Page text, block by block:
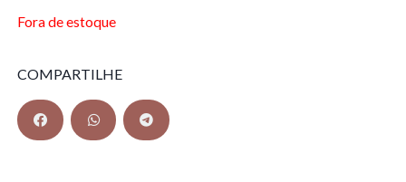
Fora de estoque
COMPARTILHE